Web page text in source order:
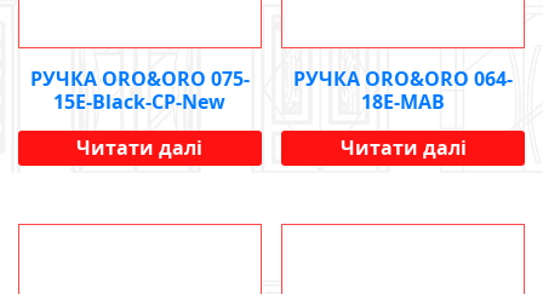
РУЧКА ORO&ORO 075-
15E-Black-CP-New
Читати далі
РУЧКА ORO&ORO 064-
18E-MAB
Читати далі